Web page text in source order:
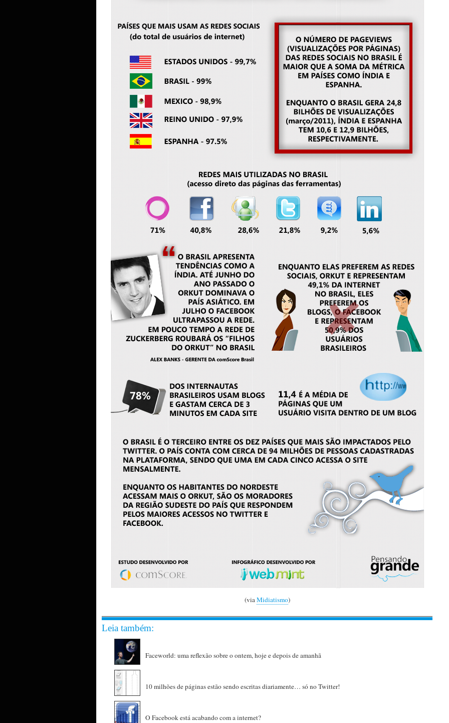
(viaMidiatismo)
Leia também:
Faceworld: uma reflexão sobre o ontem, hoje e depois de amanhã
10 milhões de páginas estão sendo escritas diariamente… só no Twitter!
O Facebook está acabando com a internet?